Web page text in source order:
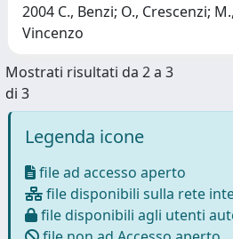
2004 C., Benzi; O., Crescenzi;
Vincenzo
Mostrati risultati da 2 a 3
di 3
Legenda icone
file ad accesso aperto
file disponibili sulla rete
file disponibili agli utenti